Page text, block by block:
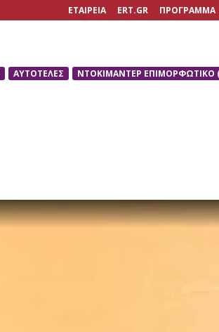
ΕΤΑΙΡΕΙΑ ERT.GR ΠΡΟΓΡΑΜΜΑ
ΑΥΤΟΤΕΛΕΣ ΝΤΟΚΙΜΑΝΤΕΡ ΕΠΙΜΟΡΦΩΤΙΚΟ